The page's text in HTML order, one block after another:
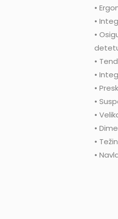
•
•
•
•
•
•
•
•
•
•
•